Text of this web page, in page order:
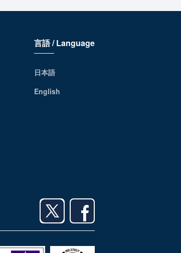
言語 / Language
日本語
English